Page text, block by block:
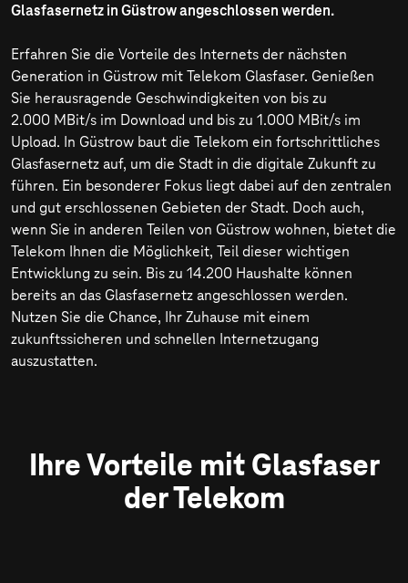
Glasfasernetz in Güstrow angeschlossen werden.
Erfahren Sie die Vorteile des Internets der nächsten
Generation in Güstrow mit Telekom Glasfaser. Genießen
Sie herausragende Geschwindigkeiten von bis zu
2.000 MBit/s im Download und bis zu 1.000 MBit/s im
Upload. In Güstrow baut die Telekom ein fortschrittliches
Glasfasernetz auf, um die Stadt in die digitale Zukunft zu
führen. Ein besonderer Fokus liegt dabei auf den zentralen
und gut erschlossenen Gebieten der Stadt. Doch auch,
wenn Sie in anderen Teilen von Güstrow wohnen, bietet die
Telekom Ihnen die Möglichkeit, Teil dieser wichtigen
Entwicklung zu sein. Bis zu 14.200 Haushalte können
bereits an das Glasfasernetz angeschlossen werden.
Nutzen Sie die Chance, Ihr Zuhause mit einem
zukunftssicheren und schnellen Internetzugang
auszustatten.
Ihre Vorteile mit Glasfaser
der Telekom